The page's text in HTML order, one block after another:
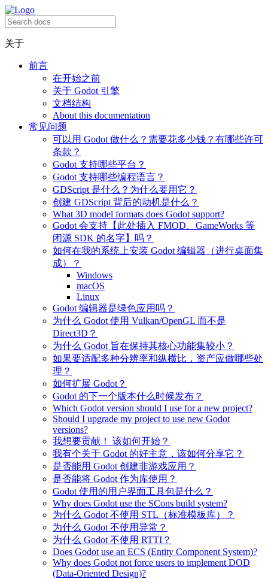
关于
前言
在开始之前
关于 Godot 引擎
文档结构
About this documentation
常见问题
可以用 Godot 做什么？需要花多少钱？有哪些许可
条款？
Godot 支持哪些平台？
Godot 支持哪些编程语言？
GDScript 是什么？为什么要用它？
创建 GDScript 背后的动机是什么？
What 3D model formats does Godot support?
Godot 会支持【此处插入 FMOD、GameWorks 等
闭源 SDK 的名字】吗？
如何在我的系统上安装 Godot 编辑器（进行桌面集
成）？
Windows
macOS
Linux
Godot 编辑器是绿色应用吗？
为什么 Godot 使用 Vulkan/OpenGL 而不是
Direct3D？
为什么 Godot 旨在保持其核心功能集较小？
如果要适配多种分辨率和纵横比，资产应做哪些处
理？
如何扩展 Godot？
Godot 的下一个版本什么时候发布？
Which Godot version should I use for a new project?
Should I upgrade my project to use new Godot
versions?
我想要贡献！ 该如何开始？
我有个关于 Godot 的好主意，该如何分享它？
是否能用 Godot 创建非游戏应用？
是否能将 Godot 作为库使用？
Godot 使用的用户界面工具包是什么？
Why does Godot use the SCons build system?
为什么 Godot 不使用 STL（标准模板库）？
为什么 Godot 不使用异常？
为什么 Godot 不使用 RTTI？
Does Godot use an ECS (Entity Component System)?
Why does Godot not force users to implement DOD
(Data-Oriented Design)?